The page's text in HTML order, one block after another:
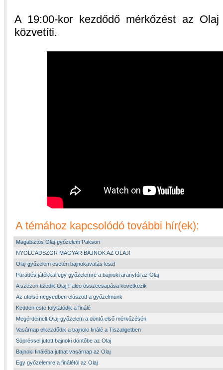
A 19:00-kor kezdődő mérkőzést az
közvetíti.
A témához kapcsolódó további hír(ek):
Magabiztos Olaj-győzelem Pakson
NYOLCADSZOR MAGYAR BAJNOK AZ OLAJ!
Olaj-győzelem esetén bajnokavatás lesz!
Parádés játékkal egy győzelemre a bajnoki aranytól az Olaj
A szezon tizedik Olaj-Falco összecsapása következik
Az utolsó negyedben elúszott a győzelmünk
Kedden este folytatódik a finálé
Megérdemelt Olaj-győzelem a döntő első mérkőzésén
Vasárnap elkezdődik a bajnoki finálé a Tiszaligetben
Söpréssel jutott bajnoki döntőbe az Olaj
Bajnoki fináléba juthat vasárnap az Olaj
Egy győzelemre a finálétól az Olaj